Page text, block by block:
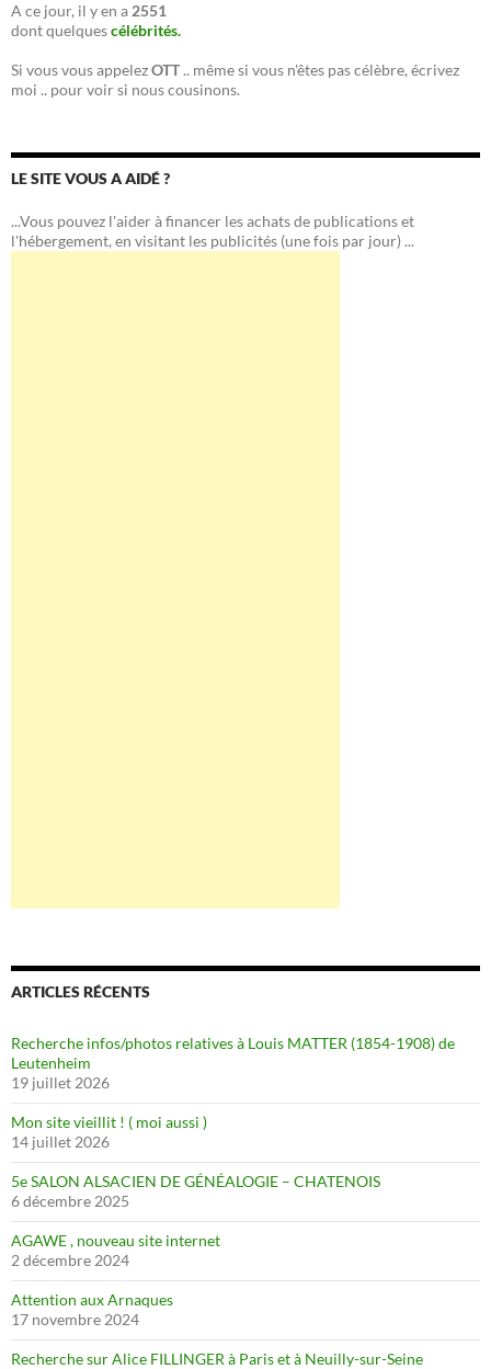
A ce jour, il y en a 2551
dont quelquescélébrités.
Si vous vous appelezOTT.. même si vous n'êtes pas célèbre, écrivez
moi .. pour voir si nous cousinons.
LE SITE VOUS A AIDÉ ?
...Vous pouvez l'aider à financer les achats de publications et
l'hébergement, en visitant les publicités (une fois par jour) ...
ARTICLES RÉCENTS
Recherche infos/photos relatives à Louis MATTER (1854-1908) de
Leutenheim
19 juillet 2026
Mon site vieillit ! ( moi aussi )
14 juillet 2026
5e SALON ALSACIEN DE GÉNÉALOGIE – CHATENOIS
6 décembre 2025
AGAWE , nouveau site internet
2 décembre 2024
Attention aux Arnaques
17 novembre 2024
Recherche sur Alice FILLINGER à Paris et à Neuilly-sur-Seine